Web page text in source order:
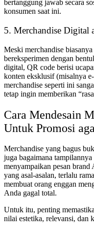
bertanggung jawab secara
konsumen saat ini.
5. Merchandise Digital
Meski merchandise
bereksperimen dengan
digital, QR code berisi
konten eksklusif (misalnya
merchandise seperti ini
tetap ingin memberikan
Cara Mendesain
Untuk Promosi
Merchandise yang bagus
juga bagaimana
menyampaikan pesan brand
yang asal-asalan, terlalu
membuat orang enggan
Anda gagal total.
Untuk itu, penting
nilai estetika, relevansi, dan